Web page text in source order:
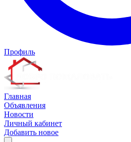
Профиль
Главная
Объявления
Новости
Личный кабинет
Добавить новое